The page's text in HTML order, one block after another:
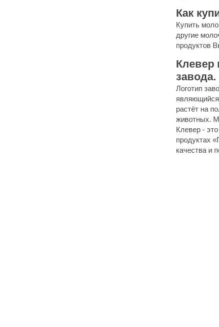
Как
Купить
другие
продуктов
Клевер
завода.
Логотип
являющийся
растёт на
животных.
Клевер -
продуктах
качества и